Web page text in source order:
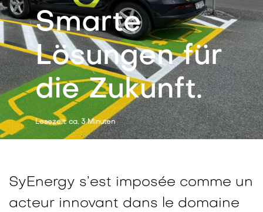
Smarte
Lösungen für
die Zukunft.
Lesezeit: ca. 3 Minuten
SyEnergy s’est imposée comme un
acteur innovant dans le domaine